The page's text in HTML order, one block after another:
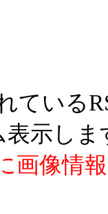
ている
表示しま
画像情